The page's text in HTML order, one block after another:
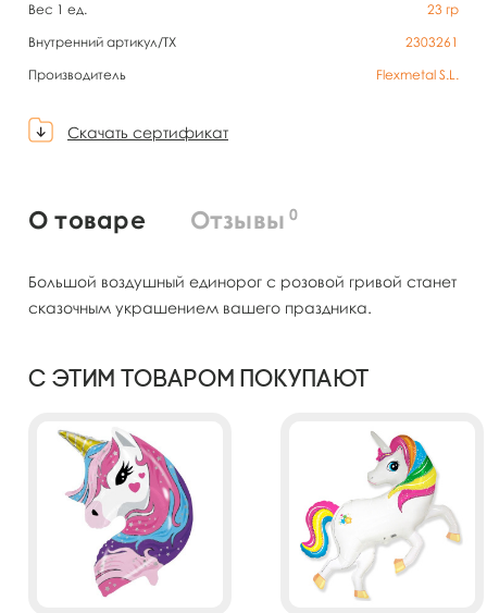
Вес 1 ед.
23 гр
Внутренний артикул/TX
2303261
Производитель
Flexmetal S.L.
Скачать сертификат
О товаре Отзывы 0
Большой воздушный единорог с розовой гривой станет
сказочным украшением вашего праздника.
С этим товаром покупают